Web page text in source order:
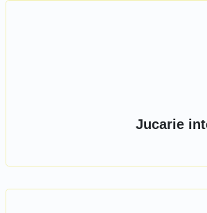
Jucarie